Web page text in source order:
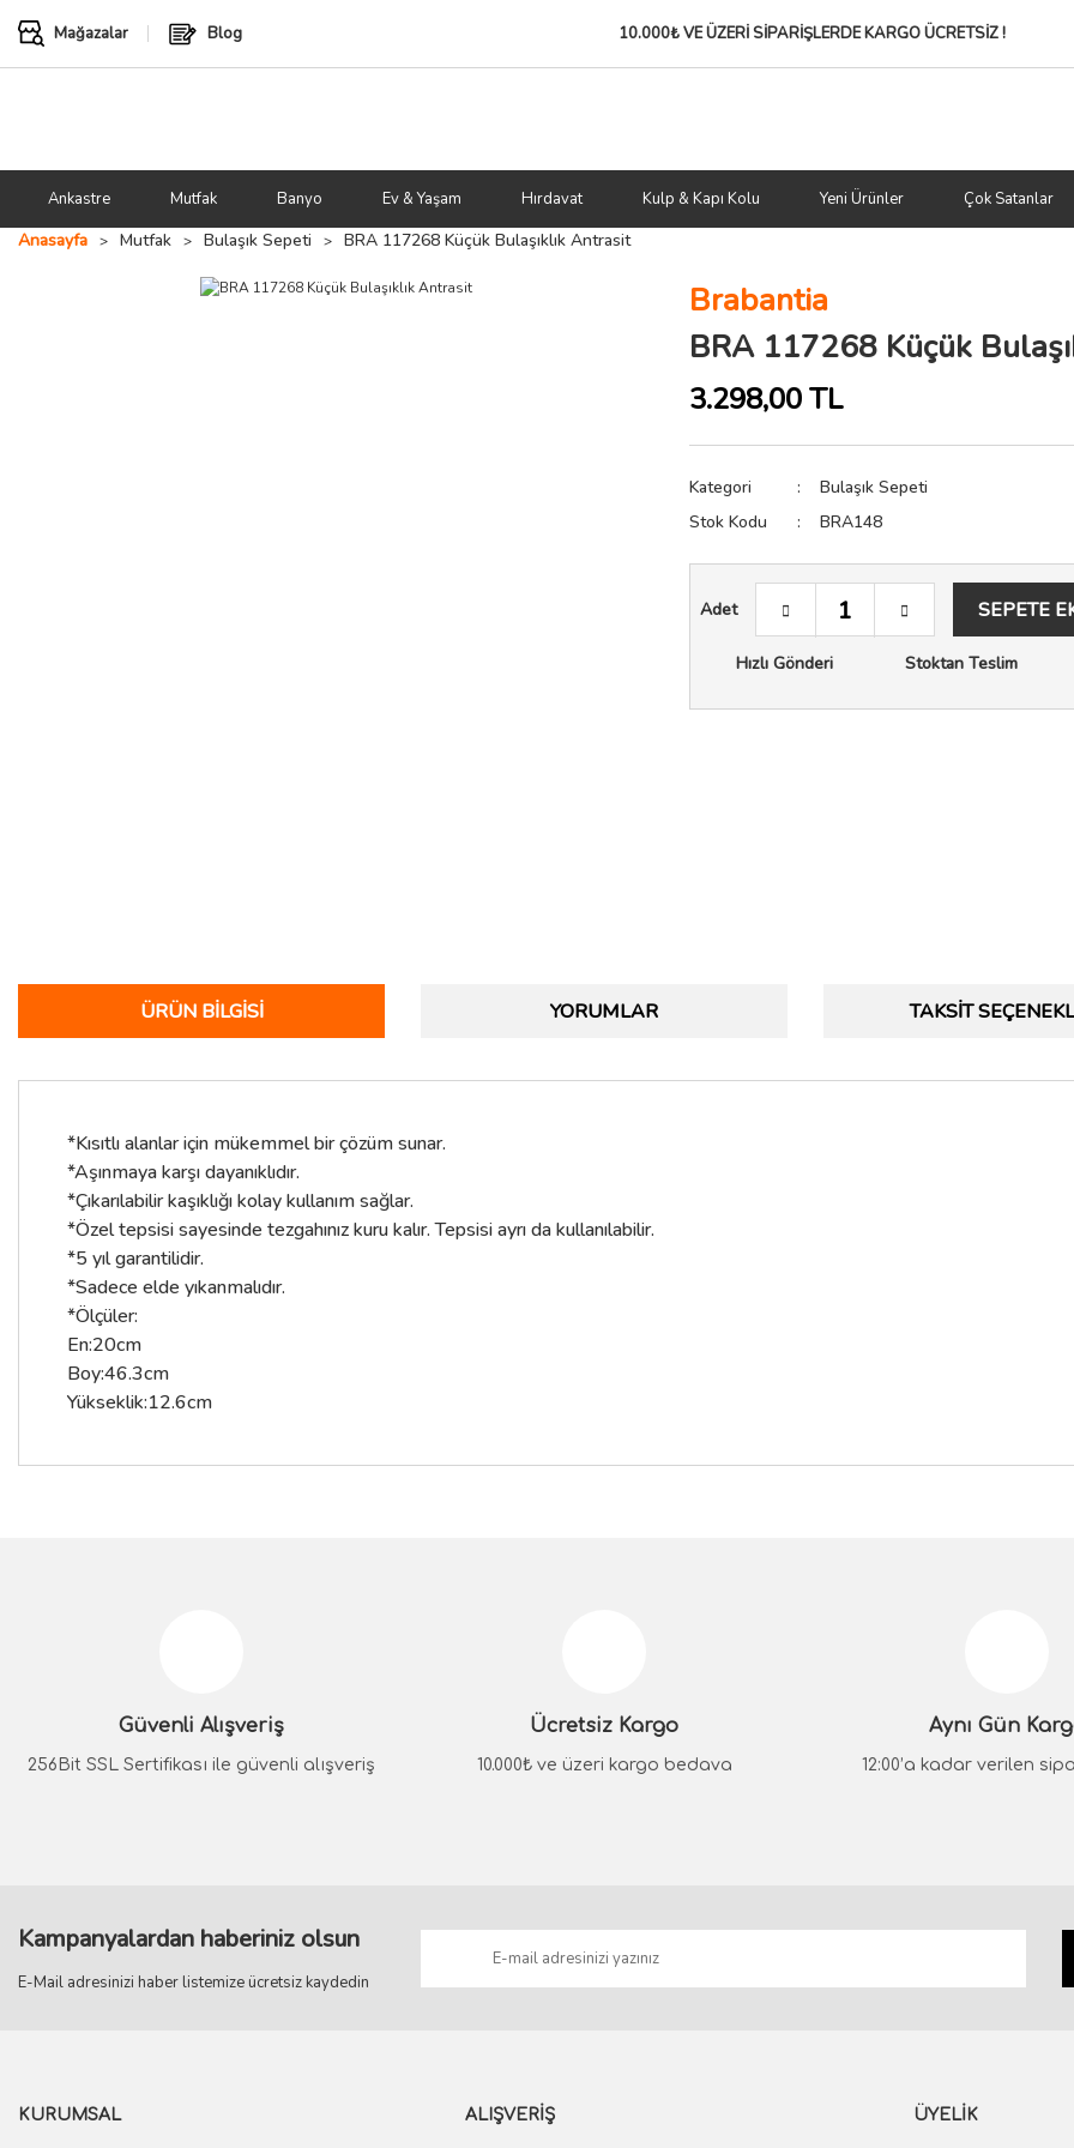
Mağazalar Blog 10.000₺ VE ÜZERİ SİPARİŞLERDEKARGO ÜCRETSİZ !
Ankastre Mutfak Banyo Ev & Yaşam Hırdavat Kulp & Kapı Kolu Yeni Ürünler Çok Satanlar
Anasayfa
Mutfak Bulaşık Sepeti BRA 117268 Küçük Bulaşıklık Antrasit
Brabantia
BRA 117268 Küçük
3.298,00 TL
Kategori
Bulaşık Sepeti
Stok Kodu
BRA148
Adet SEPETE
Hızlı Gönderi Stoktan Teslim
ÜRÜN BILGISI YORUMLAR TAKSIT
*Kısıtlı alanlar için mükemmel bir çözüm sunar.
*Aşınmaya karşı dayanıklıdır.
*Çıkarılabilir kaşıklığı kolay kullanım sağlar.
*Özel tepsisi sayesinde tezgahınız kuru kalır. Tepsisi ayrı da kullanılabilir.
*5 yıl garantilidir.
*Sadece elde yıkanmalıdır.
*Ölçüler:
En:20cm
Boy:46.3cm
Yükseklik:12.6cm
Ürün bilgilerinde hatalar bulunuyor.
Ürün fiyatı diğer sitelerden daha pahalı.
Güvenli Alışveriş
256Bit SSL Sertifikası ile güvenli alışveriş
Ücretsiz Kargo
10.000₺ ve üzeri kargo bedava
Aynı Gün
12:00’a kadar verilen
Kampanyalardan haberiniz olsun
E-Mail adresinizi haber listemize ücretsiz kaydedin
KURUMSAL ALIŞVERİŞ ÜYELİK